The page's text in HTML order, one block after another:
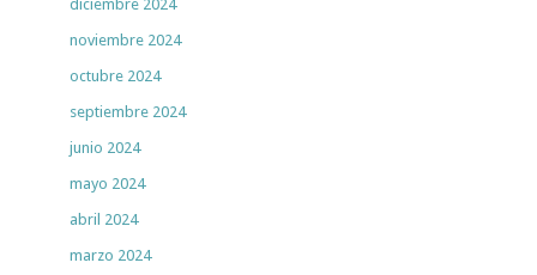
diciembre 2024
noviembre 2024
octubre 2024
septiembre 2024
junio 2024
mayo 2024
abril 2024
marzo 2024